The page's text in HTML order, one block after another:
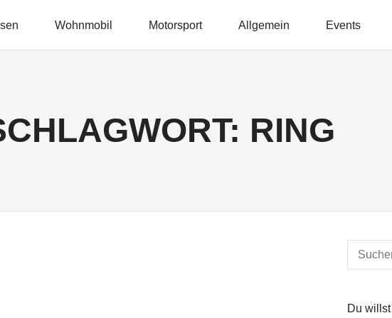
Wohnmobil Motorsport Allgemein Events
RING
Suchen
Du